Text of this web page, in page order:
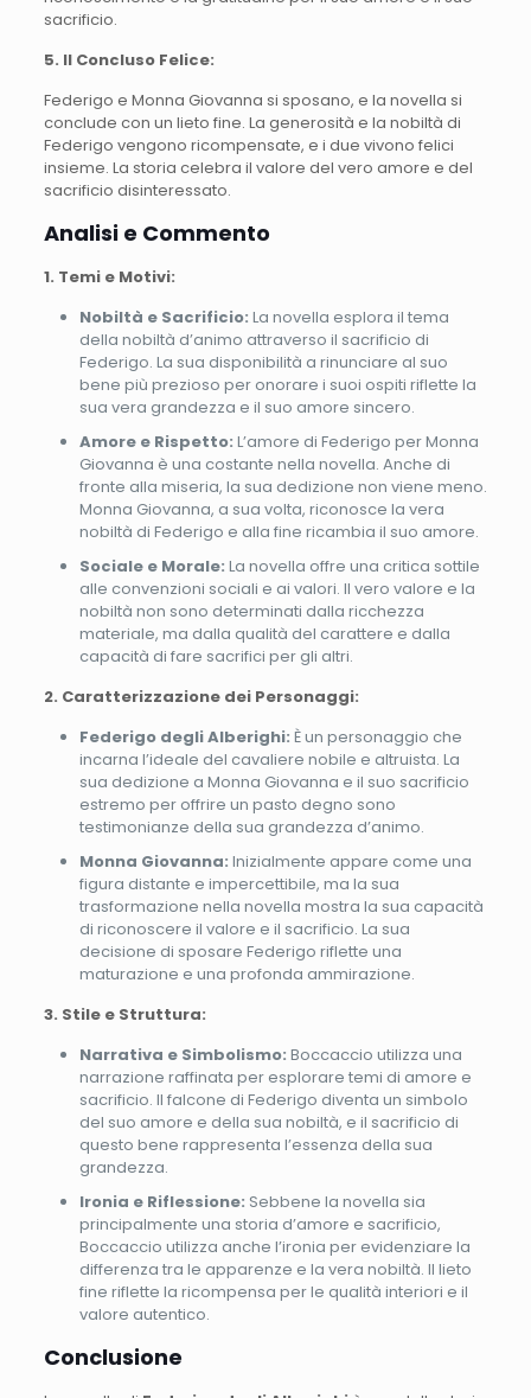
sacrificio.
5. Il Concluso Felice:
Federigo e Monna Giovanna si sposano, e la novella si
conclude con un lieto fine. La generosità e la nobiltà di
Federigo vengono ricompensate, e i due vivono felici
insieme. La storia celebra il valore del vero amore e del
sacrificio disinteressato.
Analisi e Commento
1. Temi e Motivi:
Nobiltà e Sacrificio: La novella esplora il tema
della nobiltà d’animo attraverso il sacrificio di
Federigo. La sua disponibilità a rinunciare al suo
bene più prezioso per onorare i suoi ospiti riflette la
sua vera grandezza e il suo amore sincero.
Amore e Rispetto: L’amore di Federigo per Monna
Giovanna è una costante nella novella. Anche di
fronte alla miseria, la sua dedizione non viene meno.
Monna Giovanna, a sua volta, riconosce la vera
nobiltà di Federigo e alla fine ricambia il suo amore.
Sociale e Morale: La novella offre una critica sottile
alle convenzioni sociali e ai valori. Il vero valore e la
nobiltà non sono determinati dalla ricchezza
materiale, ma dalla qualità del carattere e dalla
capacità di fare sacrifici per gli altri.
2. Caratterizzazione dei Personaggi:
Federigo degli Alberighi: È un personaggio che
incarna l’ideale del cavaliere nobile e altruista. La
sua dedizione a Monna Giovanna e il suo sacrificio
estremo per offrire un pasto degno sono
testimonianze della sua grandezza d’animo.
Monna Giovanna: Inizialmente appare come una
figura distante e impercettibile, ma la sua
trasformazione nella novella mostra la sua capacità
di riconoscere il valore e il sacrificio. La sua
decisione di sposare Federigo riflette una
maturazione e una profonda ammirazione.
3. Stile e Struttura:
Narrativa e Simbolismo: Boccaccio utilizza una
narrazione raffinata per esplorare temi di amore e
sacrificio. Il falcone di Federigo diventa un simbolo
del suo amore e della sua nobiltà, e il sacrificio di
questo bene rappresenta l’essenza della sua
grandezza.
Ironia e Riflessione: Sebbene la novella sia
principalmente una storia d’amore e sacrificio,
Boccaccio utilizza anche l’ironia per evidenziare la
differenza tra le apparenze e la vera nobiltà. Il lieto
fine riflette la ricompensa per le qualità interiori e il
valore autentico.
Conclusione